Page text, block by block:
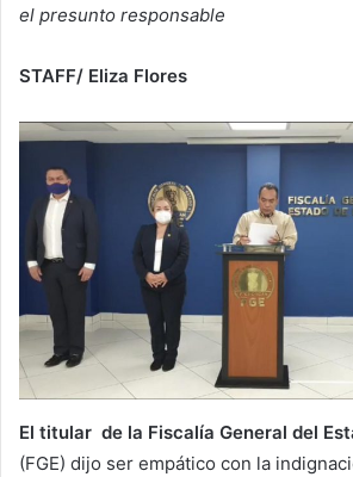
el presunto responsable
STAFF/ Eliza Flores
El titular de la Fiscalía General del
(FGE) dijo ser empático con la